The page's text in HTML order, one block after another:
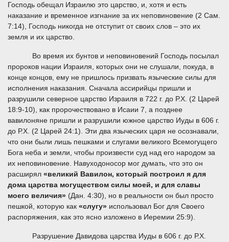
Господь обещал Израилю это царство, и, хотя и есть
наказание и временное изгнание за их неповиновение (2 Сам.
7:14), Господь никогда не отступит от своих слов – это их
земля и их царство.
Во время их бунтов и неповиновений Господь посылал
пророков нации Израиля, которых они не слушали, покуда, в
конце концов, ему не пришлось призвать языческие силы для
исполнения наказания. Сначала ассирийцы пришли и
разрушили северное царство Израиля в 722 г. до Р.Х. (2 Царей
18:9-10), как пророчествовано в Исаии 7, а позднее
вавилоняне пришли и разрушили южное царство Иуды в 606 г.
до Р.Х. (2 Царей 24:1). Эти два языческих царя не осознавали,
что они были лишь пешками и слугами великого Всемогущего
Бога неба и земли, чтобы произвести суд над его народом за
их неповиновение. Навуходоносор мог думать, что это он
расширял «великий Вавилон, который построил я для
дома царства могуществом силы моей, и для славы
моего величия» (Дан. 4:30), но в реальности он был просто
пешкой, которую как «слугу» использовал Бог для Своего
распоряжения, как это ясно изложено в Иеремии 25:9).
Разрушение Давидова царства Иуды в 606 г. до Р.Х.